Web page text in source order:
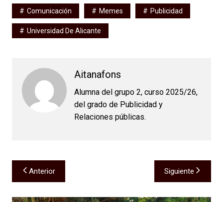
Comunicación Memes Publicidad
Universidad De Alicante
Aitanafons
Alumna del grupo 2, curso 2025/26,
del grado de Publicidad y
Relaciones públicas.
Navegación
de
entradas
Anterior Siguiente